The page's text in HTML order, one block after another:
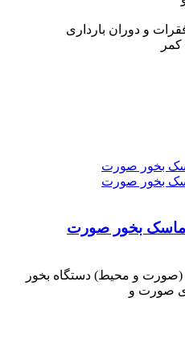
و دوران بارداری
ماسک بخور صورت
(صورت و محیط) دستگاه بخور
صورت و